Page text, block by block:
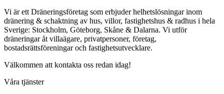
Vi är ett Dräneringsföretag som erbjuder helhetslösningar inom
dränering & schaktning av hus, villor, fastighetshus & radhus i hela
Sverige: Stockholm, Göteborg, Skåne & Dalarna. Vi utför
dräneringar åt villaägare, privatpersoner, företag,
bostadsrättsföreningar och fastighetsutvecklare.
Välkommen att kontakta oss redan idag!
Våra tjänster